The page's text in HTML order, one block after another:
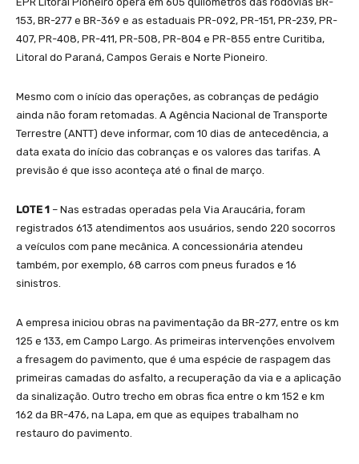
153, BR-277 e BR-369 e as estaduais PR-092, PR-151, PR-239, PR-
407, PR-408, PR-411, PR-508, PR-804 e PR-855 entre Curitiba,
Litoral do Paraná, Campos Gerais e Norte Pioneiro.
Mesmo com o início das operações, as cobranças de pedágio
ainda não foram retomadas. A Agência Nacional de Transporte
Terrestre (ANTT) deve informar, com 10 dias de antecedência, a
data exata do início das cobranças e os valores das tarifas. A
previsão é que isso aconteça até o final de março.
LOTE 1 – Nas estradas operadas pela Via Araucária, foram
registrados 613 atendimentos aos usuários, sendo 220 socorros
a veículos com pane mecânica. A concessionária atendeu
também, por exemplo, 68 carros com pneus furados e 16
sinistros.
A empresa iniciou obras na pavimentação da BR-277, entre os km
125 e 133, em Campo Largo. As primeiras intervenções envolvem
a fresagem do pavimento, que é uma espécie de raspagem das
primeiras camadas do asfalto, a recuperação da via e a aplicação
da sinalização. Outro trecho em obras fica entre o km 152 e km
162 da BR-476, na Lapa, em que as equipes trabalham no
restauro do pavimento.